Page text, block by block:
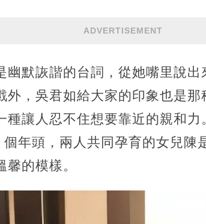
ADVERTISEMENT
幽默詼諧的台詞，從她嘴里說
外，吳君如給大家的印象也是
種讓人忍不住想要靠近的親和
年頭，兩人共同孕育的女兒陳
的模樣。